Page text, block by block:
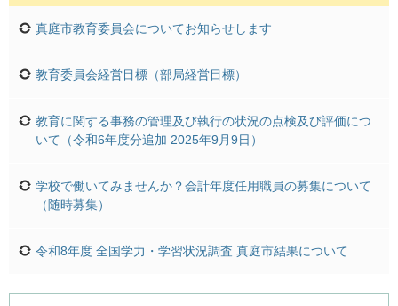
真庭市教育委員会についてお知らせします
教育委員会経営目標（部局経営目標）
教育に関する事務の管理及び執行の状況の点検及び評価につ
いて（令和6年度分追加 2025年9月9日）
学校で働いてみませんか？会計年度任用職員の募集について
（随時募集）
令和8年度 全国学力・学習状況調査 真庭市結果について